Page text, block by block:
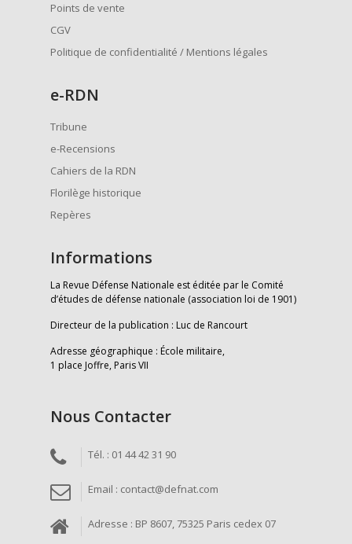
Points de vente
CGV
Politique de confidentialité / Mentions légales
e-RDN
Tribune
e-Recensions
Cahiers de la RDN
Florilège historique
Repères
Informations
La Revue Défense Nationale est éditée par le Comité
d’études de défense nationale (association loi de 1901)
Directeur de la publication : Luc de Rancourt
Adresse géographique : École militaire,
1 place Joffre, Paris VII
Nous Contacter
Tél. : 01 44 42 31 90
Email : contact@defnat.com
Adresse : BP 8607, 75325 Paris cedex 07